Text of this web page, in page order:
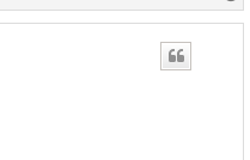
a
u